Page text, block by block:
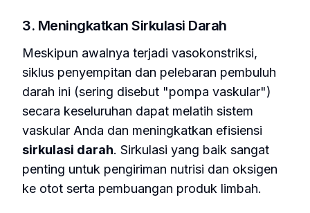
3. Meningkatkan Sirkulasi Darah
Meskipun awalnya terjadi vasokonstriksi,
siklus penyempitan dan pelebaran pembuluh
darah ini (sering disebut "pompa vaskular")
secara keseluruhan dapat melatih sistem
vaskular Anda dan meningkatkan efisiensi
sirkulasi darah. Sirkulasi yang baik sangat
penting untuk pengiriman nutrisi dan oksigen
ke otot serta pembuangan produk limbah.